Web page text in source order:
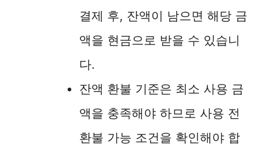
결제 후, 잔액이 남으면 해당 금
액을 현금으로 받을 수 있습니
다.
잔액 환불 기준은 최소 사용 금
액을 충족해야 하므로 사용 전
환불 가능 조건을 확인해야 합